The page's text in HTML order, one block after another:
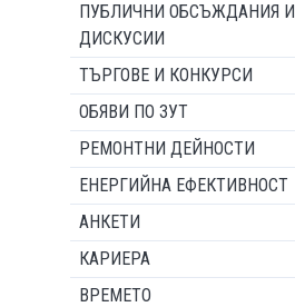
ПУБЛИЧНИ ОБСЪЖДАНИЯ И
ДИСКУСИИ
ТЪРГОВЕ И КОНКУРСИ
ОБЯВИ ПО ЗУТ
РЕМОНТНИ ДЕЙНОСТИ
ЕНЕРГИЙНА ЕФЕКТИВНОСТ
АНКЕТИ
КАРИЕРА
ВРЕМЕТО